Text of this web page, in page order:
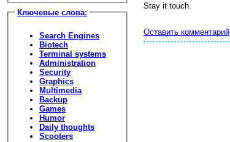
Ключевые слова:
Search Engines
Biotech
Terminal systems
Administration
Security
Graphics
Multimedia
Backup
Games
Humor
Daily thoughts
Scooters
Stay it touch.
Оставить комментарий